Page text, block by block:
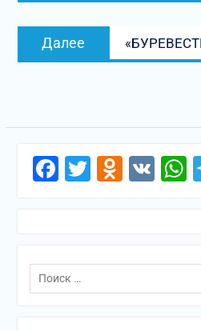
Далее
запись:
Facebook
TwitterVK
Поиск
по: